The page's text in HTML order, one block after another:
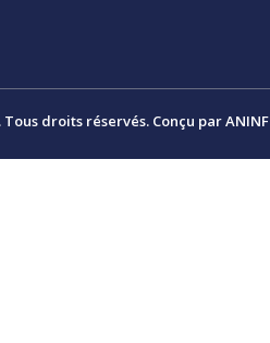
droits réservés. Conçu par ANINF